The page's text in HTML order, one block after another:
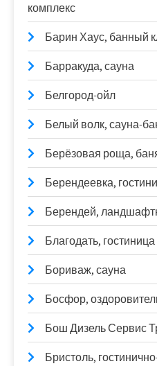
комплекс
Барин Хаус, банный
Барракуда, сауна
Белгород-ойл
Белый волк, сауна-
Берёзовая роща,
Берендеевка,
Берендей,
Благодать, гостиница
Бориваж, сауна
Босфор,
Бош Дизель Сервис
Бристоль,